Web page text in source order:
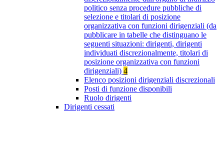
politico senza procedure pubbliche di
selezione e titolari di posizione
organizzativa con funzioni dirigenziali (da
pubblicare in tabelle che distinguano le
seguenti situazioni: dirigenti, dirigenti
individuati discrezionalmente, titolari di
posizione organizzativa con funzioni
dirigenziali) 4
Elenco posizioni dirigenziali discrezionali
Posti di funzione disponibili
Ruolo dirigenti
Dirigenti cessati